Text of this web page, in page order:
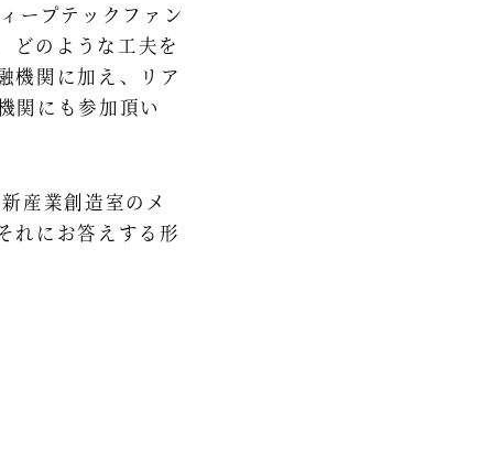
ープテックファン
どのような工夫を
機関に加え、リア
関にも参加頂い
産業創造室のメ
れにお答えする形